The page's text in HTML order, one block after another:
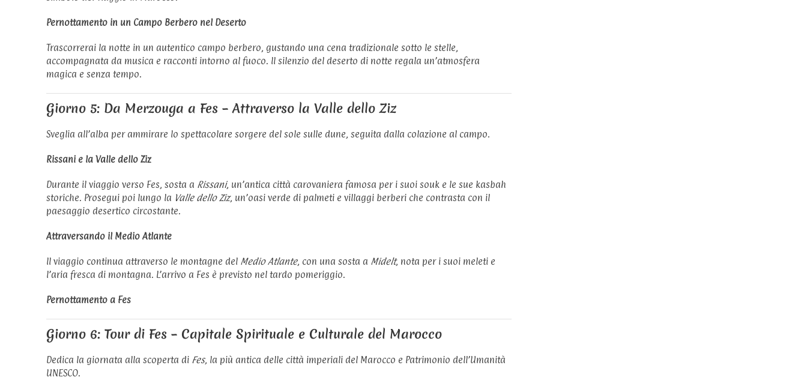
Pernottamento in un Campo Berbero nel Deserto
Trascorrerai la notte in un autentico campo berbero, gustando una cena tradizionale sotto le stelle,
accompagnata da musica e racconti intorno al fuoco. Il silenzio del deserto di notte regala un’atmosfera
magica e senza tempo.
Giorno 5: Da Merzouga a Fes – Attraverso la Valle dello Ziz
Sveglia all’alba per ammirare lo spettacolare sorgere del sole sulle dune, seguita dalla colazione al campo.
Rissani e la Valle dello Ziz
Durante il viaggio verso Fes, sosta a Rissani, un’antica città carovaniera famosa per i suoi souk e le sue kasbah
storiche. Prosegui poi lungo la Valle dello Ziz, un’oasi verde di palmeti e villaggi berberi che contrasta con il
paesaggio desertico circostante.
Attraversando il Medio Atlante
Il viaggio continua attraverso le montagne del Medio Atlante, con una sosta a Midelt, nota per i suoi meleti e
l’aria fresca di montagna. L’arrivo a Fes è previsto nel tardo pomeriggio.
Pernottamento a Fes
Giorno 6: Tour di Fes – Capitale Spirituale e Culturale del Marocco
Dedica la giornata alla scoperta di Fes, la più antica delle città imperiali del Marocco e Patrimonio dell’Umanità
UNESCO.